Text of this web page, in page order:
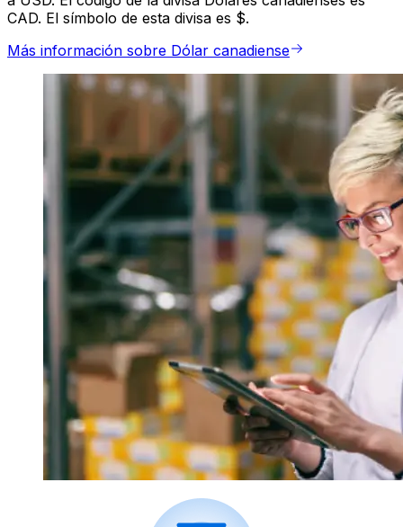
CAD. El símbolo de esta divisa es $.
Más información sobre Dólar canadiense